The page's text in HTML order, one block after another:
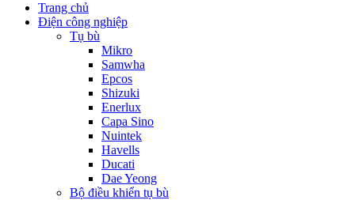
Trang chủ
Điện công nghiệp
Tụ bù
Mikro
Samwha
Epcos
Shizuki
Enerlux
Capa Sino
Nuintek
Havells
Ducati
Dae Yeong
Bộ điều khiển tụ bù